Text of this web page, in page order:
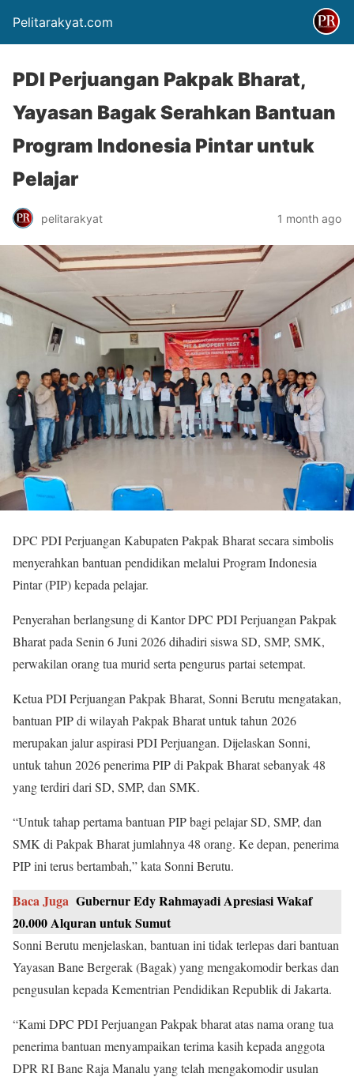
Pelitarakyat.com
PDI Perjuangan Pakpak Bharat,
Yayasan Bagak Serahkan Bantuan
Program Indonesia Pintar untuk
Pelajar
pelitarakyat 1 month ago
DPC PDI Perjuangan Kabupaten Pakpak Bharat secara simbolis
menyerahkan bantuan pendidikan melalui Program Indonesia
Pintar (PIP) kepada pelajar.
Penyerahan berlangsung di Kantor DPC PDI Perjuangan Pakpak
Bharat pada Senin 6 Juni 2026 dihadiri siswa SD, SMP, SMK,
perwakilan orang tua murid serta pengurus partai setempat.
Ketua PDI Perjuangan Pakpak Bharat, Sonni Berutu mengatakan,
bantuan PIP di wilayah Pakpak Bharat untuk tahun 2026
merupakan jalur aspirasi PDI Perjuangan. Dijelaskan Sonni,
untuk tahun 2026 penerima PIP di Pakpak Bharat sebanyak 48
yang terdiri dari SD, SMP, dan SMK.
“Untuk tahap pertama bantuan PIP bagi pelajar SD, SMP, dan
SMK di Pakpak Bharat jumlahnya 48 orang. Ke depan, penerima
PIP ini terus bertambah,” kata Sonni Berutu.
Baca Juga Gubernur Edy Rahmayadi Apresiasi Wakaf
20.000 Alquran untuk Sumut
Sonni Berutu menjelaskan, bantuan ini tidak terlepas dari bantuan
Yayasan Bane Bergerak (Bagak) yang mengakomodir berkas dan
pengusulan kepada Kementrian Pendidikan Republik di Jakarta.
“Kami DPC PDI Perjuangan Pakpak bharat atas nama orang tua
penerima bantuan menyampaikan terima kasih kepada anggota
DPR RI Bane Raja Manalu yang telah mengakomodir usulan